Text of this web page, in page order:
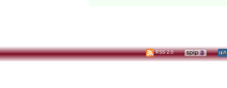
RSS 2.0